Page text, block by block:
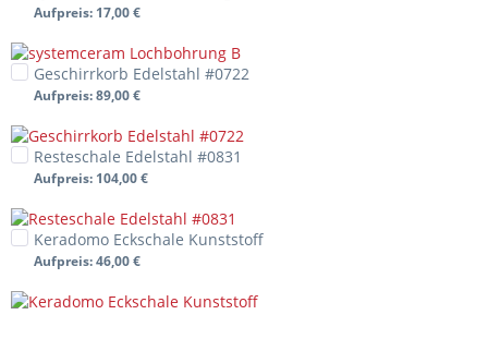
Aufpreis: 17,00 €
Geschirrkorb Edelstahl #0722
Aufpreis: 89,00 €
Resteschale Edelstahl #0831
Aufpreis: 104,00 €
Keradomo Eckschale Kunststoff
Aufpreis: 46,00 €